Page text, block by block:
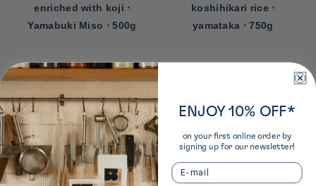
enriched with koji ⋅
Yamabuki Miso ⋅ 500g
koshihikari rice ⋅
yamataka ⋅ 750g
‹
ENJOY 10% OFF*
on your first online order by
signing up for our newsletter!
Email